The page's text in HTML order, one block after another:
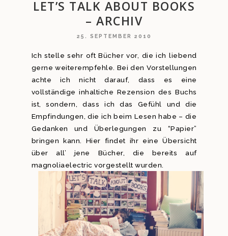
LET’S TALK ABOUT BOOKS
– ARCHIV
25. SEPTEMBER 2010
Ich stelle sehr oft Bücher vor, die ich liebend
gerne weiterempfehle. Bei den Vorstellungen
achte ich nicht darauf, dass es eine
vollständige inhaltiche Rezension des Buchs
ist, sondern, dass ich das Gefühl und die
Empfindungen, die ich beim Lesen habe – die
Gedanken und Überlegungen zu “Papier”
bringen kann. Hier findet ihr eine Übersicht
über all’ jene Bücher, die bereits auf
magnoliaelectric vorgestellt wurden.